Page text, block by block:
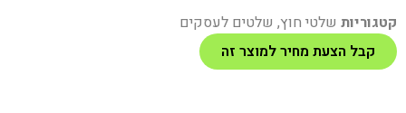
קטגוריות שלטי חוץ, שלטים לעסקים
קבל הצעת מחיר למוצר זה